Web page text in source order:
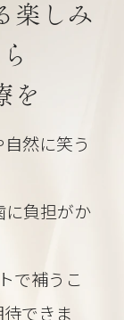
楽しみ
を
然に笑う
に負担がか
で補うこ
できま